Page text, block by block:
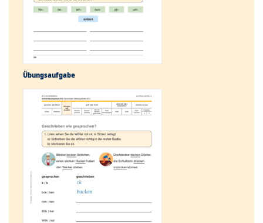
Übungs­aufgabe